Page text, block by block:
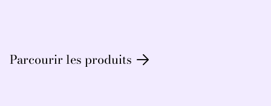
Parcourir les produits